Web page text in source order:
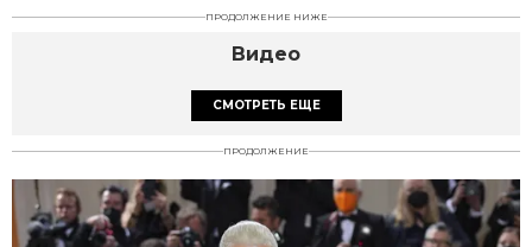
ПРОДОЛЖЕНИЕ НИЖЕ
Видео
СМОТРЕТЬ ЕЩЕ
ПРОДОЛЖЕНИЕ